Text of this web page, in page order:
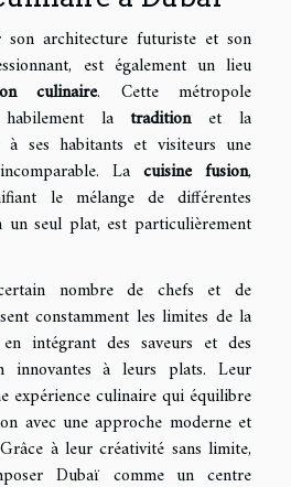
architecture futuriste et son
est également un lieu
culinaire. Cette métropole
habilement latraditionet la
ses habitants et visiteurs une
La cuisine fusion,
le mélange de différentes
un seul plat, est particulièrement
nombre de chefs et de
constamment les limites de la
intégrant des saveurs et des
innovantes à leurs plats. Leur
expérience culinaire qui équilibre
avec une approche moderne et
à leur créativité sans limite,
Dubaï comme un centre